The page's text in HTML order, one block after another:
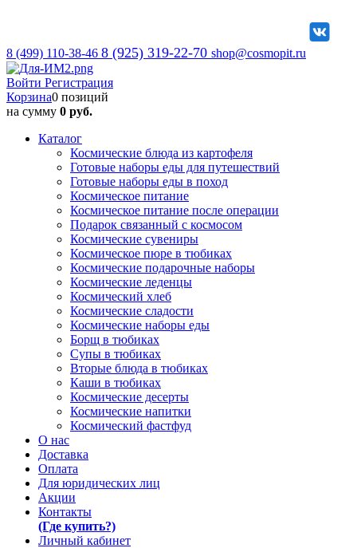
8 (499) 110-38-46 8 (925) 319-22-70 shop@cosmopit.ru
Войти Регистрация
Корзина0 позиций
на сумму 0 руб.
Каталог
Космические блюда из картофеля
Готовые наборы еды для путешествий
Готовые наборы еды в поход
Космическое питание
Космическое питание после операции
Подарок связанный с космосом
Космические сувениры
Космическое пюре в тюбиках
Космические подарочные наборы
Космические леденцы
Космический хлеб
Космические сладости
Космические наборы еды
Борщ в тюбиках
Супы в тюбиках
Вторые блюда в тюбиках
Каши в тюбиках
Космические десерты
Космические напитки
Космический фастфуд
О нас
Доставка
Оплата
Для юридических лиц
Акции
Контакты
(Где купить?)
Личный кабинет